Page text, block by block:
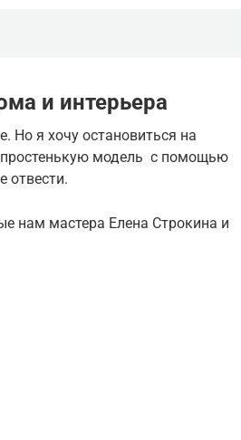
и интерьера
Но я хочу остановиться на
модель с помощью
отвести.
нам мастера Елена Строкина и